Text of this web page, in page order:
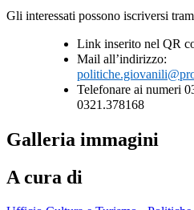
Gli interessati possono iscriversi
Link inserito nel QR
Mail all’indirizzo:
Telefonare ai numeri
0321.378168
Galleria immagini
A cura di